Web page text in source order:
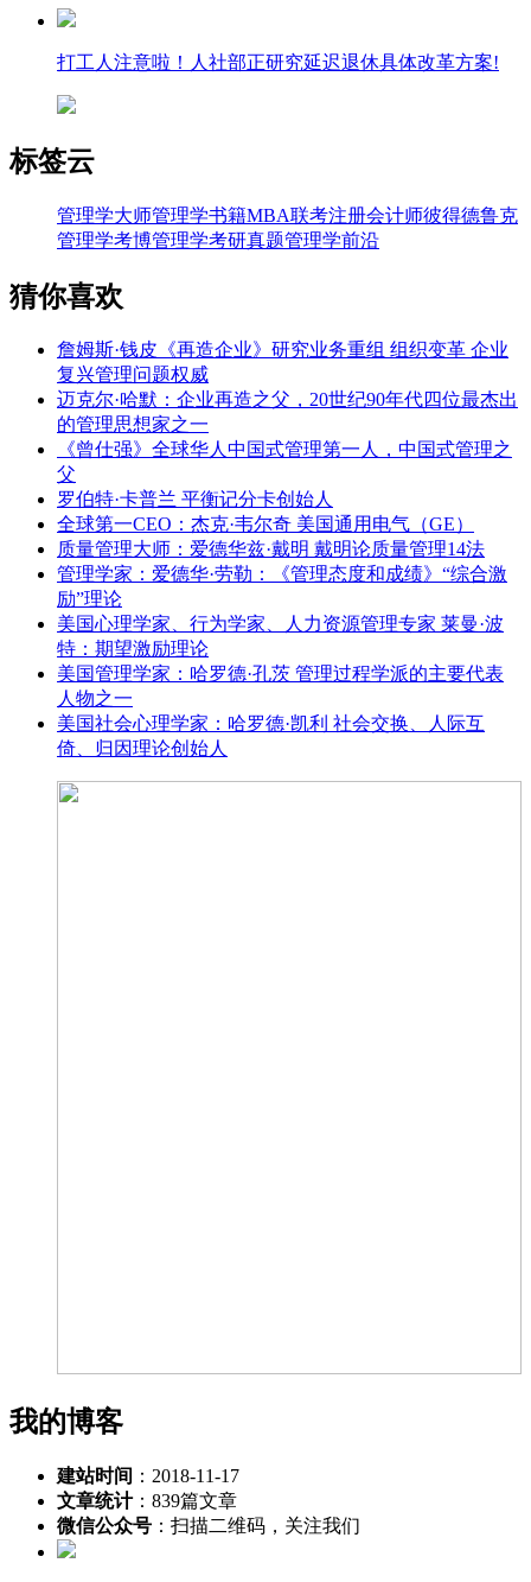
打工人注意啦！人社部正研究延迟退休具体改革方案!
标签云
管理学大师管理学书籍MBA联考注册会计师彼得德鲁克
管理学考博管理学考研真题管理学前沿
猜你喜欢
詹姆斯·钱皮《再造企业》研究业务重组 组织变革 企业
复兴管理问题权威
迈克尔·哈默：企业再造之父，20世纪90年代四位最杰出
的管理思想家之一
《曾仕强》全球华人中国式管理第一人，中国式管理之
父
罗伯特·卡普兰 平衡记分卡创始人
全球第一CEO：杰克·韦尔奇 美国通用电气（GE）
质量管理大师：爱德华兹·戴明 戴明论质量管理14法
管理学家：爱德华·劳勒：《管理态度和成绩》“综合激
励”理论
美国心理学家、行为学家、人力资源管理专家 莱曼·波
特：期望激励理论
美国管理学家：哈罗德·孔茨 管理过程学派的主要代表
人物之一
美国社会心理学家：哈罗德·凯利 社会交换、人际互
倚、归因理论创始人
我的博客
建站时间 ：2018-11-17
文章统计：839篇文章
微信公众号 ：扫描二维码，关注我们